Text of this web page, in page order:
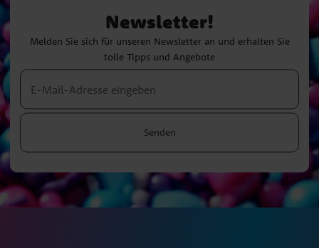
Newsletter!
Melden Sie sich für unseren Newsletter an und erhalten Sie
tolle Tipps und Angebote
Senden